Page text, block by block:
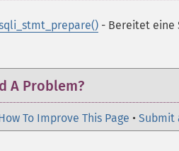
- Bereitet eine
A Problem?
To Improve This Page • Submit